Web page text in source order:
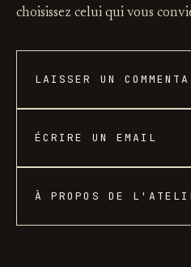
choisissez celui qui vous
LAISSER UN
ÉCRIRE UN EMAIL
À PROPOS DE